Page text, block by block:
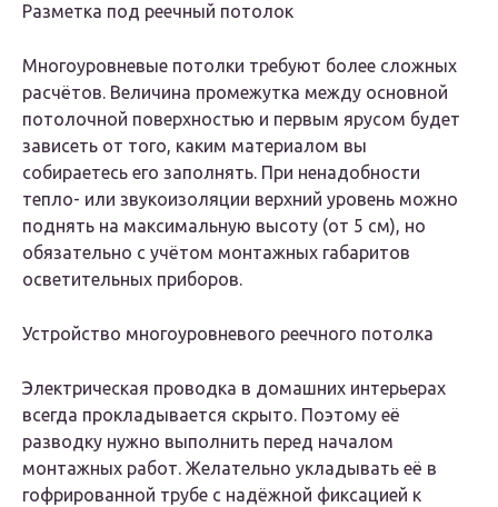
Разметка под реечный потолок
Многоуровневые потолки требуют более сложных
расчётов. Величина промежутка между основной
потолочной поверхностью и первым ярусом будет
зависеть от того, каким материалом вы
собираетесь его заполнять. При ненадобности
тепло- или звукоизоляции верхний уровень можно
поднять на максимальную высоту (от 5 см), но
обязательно с учётом монтажных габаритов
осветительных приборов.
Устройство многоуровневого реечного потолка
Электрическая проводка в домашних интерьерах
всегда прокладывается скрыто. Поэтому её
разводку нужно выполнить перед началом
монтажных работ. Желательно укладывать её в
гофрированной трубе с надёжной фиксацией к